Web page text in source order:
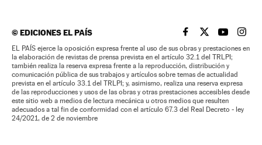
©EDICIONES EL PAÍS EL PAÍS BRASIL EN
EL PAÍSEL PAÍS
EL
EL PAÍS ejerce la oposición expresa frente al uso de sus obras y prestaciones en
la elaboración de revistas de prensa prevista en el artículo 32.1 del TRLPI;
también realiza la reserva expresa frente a la reproducción, distribución y
comunicación pública de sus trabajos y artículos sobre temas de actualidad
prevista en el artículo 33.1 del TRLPI; y, asimismo, realiza una reserva expresa
de las reproducciones y usos de las obras y otras prestaciones accesibles desde
este sitio web a medios de lectura mecánica u otros medios que resulten
adecuados a tal fin de conformidad con el artículo 67.3 del Real Decreto - ley
24/2021, de 2 de noviembre